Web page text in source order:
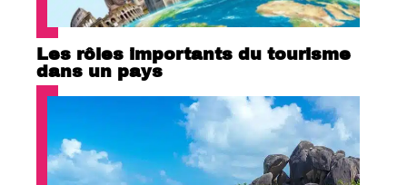
Les rôles importants du tourisme
dans un pays